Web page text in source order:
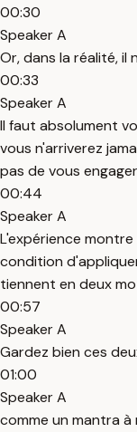
00:30
Speaker A
Or, dans la réalité, il
00:33
Speaker A
Il faut absolument
vous n'arriverez
pas de vous
00:44
Speaker A
L'expérience
condition
tiennent en deux
00:57
Speaker A
Gardez bien ces
01:00
Speaker A
comme un mantra